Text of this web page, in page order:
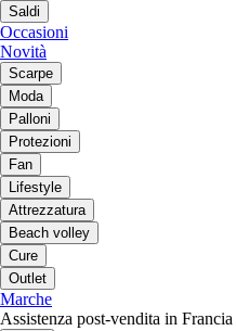
Saldi
Occasioni
Novità
Scarpe
Moda
Palloni
Protezioni
Fan
Lifestyle
Attrezzatura
Beach volley
Cure
Outlet
Marche
Assistenza post-vendita in Francia